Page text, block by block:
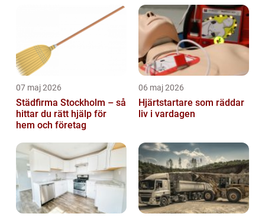
07 maj 2026
Städfirma Stockholm – så
hittar du rätt hjälp för
hem och företag
06 maj 2026
Hjärtstartare som räddar
liv i vardagen